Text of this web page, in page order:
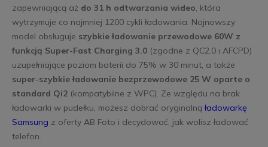
zapewniającą aż do 31 h odtwarzania wideo, która
wytrzymuje co najmniej 1200 cykli ładowania. Najnowszy
model obsługuje szybkie ładowanie przewodowe 60W z
funkcją Super-Fast Charging 3.0(zgodne z QC2.0 i AFCPD)
uzupełniające poziom baterii do 75% w 30 minut, a także
super-szybkie ładowanie bezprzewodowe 25 W oparte o
standard Qi2(kompatybilne z WPC). Ze względu na brak
ładowarki w pudełku, możesz dobrać oryginalną ładowarkę
Samsung z oferty AB Foto i decydować, jak wolisz ładować
telefon.